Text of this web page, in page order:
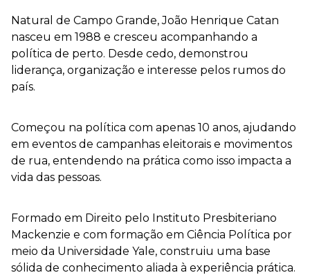
Natural de Campo Grande, João Henrique Catan
nasceu em 1988 e cresceu acompanhando a
política de perto. Desde cedo, demonstrou
liderança, organização e interesse pelos rumos do
país.
Começou na política com apenas 10 anos, ajudando
em eventos de campanhas eleitorais e movimentos
de rua, entendendo na prática como isso impacta a
vida das pessoas.
Formado em Direito pelo Instituto Presbiteriano
Mackenzie e com formação em Ciência Política por
meio da Universidade Yale, construiu uma base
sólida de conhecimento aliada à experiência prática.